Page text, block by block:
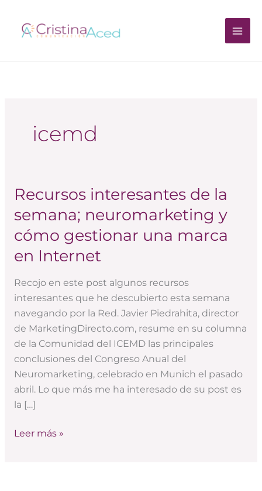
contenido
icemd
Recursos interesantes de la
semana; neuromarketing y
cómo gestionar una marca
en Internet
Recojo en este post algunos recursos
interesantes que he descubierto esta semana
navegando por la Red. Javier Piedrahita, director
de MarketingDirecto.com, resume en su columna
de la Comunidad del ICEMD las principales
conclusiones del Congreso Anual del
Neuromarketing, celebrado en Munich el pasado
abril. Lo que más me ha interesado de su post es
la […]
Recursos
de
la
semana;
y
cómo
gestionar
una
marca
en
Internet
Leer más »